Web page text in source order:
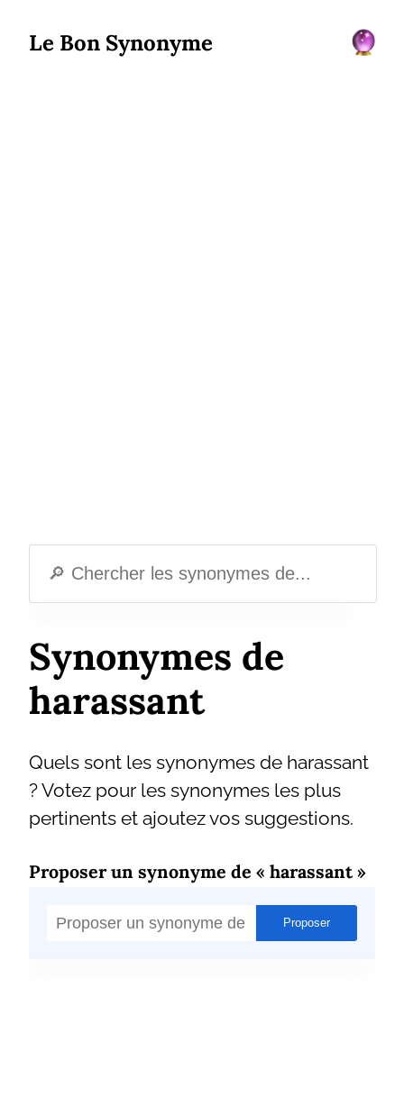
Le Bon Synonyme
Synonymes de
harassant
Quels sont les synonymes de harassant
? Votez pour les synonymes les plus
pertinents et ajoutez vos suggestions.
Proposer un synonyme de « harassant »